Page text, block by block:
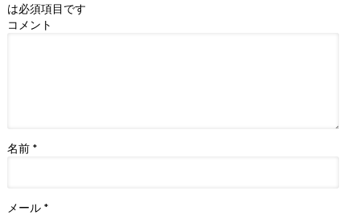
は必須項目です
コメント
名前 *
メール *